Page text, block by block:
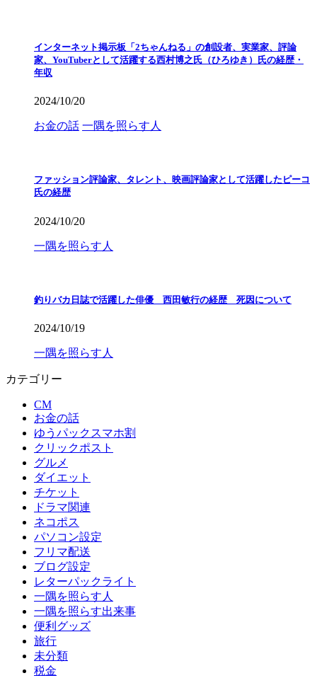
インターネット掲示板「2ちゃんねる」の創設者、実業家、評論
家、YouTuberとして活躍する西村博之氏（ひろゆき）氏の経歴・
年収
2024/10/20
お金の話 一隅を照らす人
ファッション評論家、タレント、映画評論家として活躍したピーコ
氏の経歴
2024/10/20
一隅を照らす人
釣りバカ日誌で活躍した俳優 西田敏行の経歴 死因について
2024/10/19
一隅を照らす人
カテゴリー
CM
お金の話
ゆうパックスマホ割
クリックポスト
グルメ
ダイエット
チケット
ドラマ関連
ネコポス
パソコン設定
フリマ配送
ブログ設定
レターパックライト
一隅を照らす人
一隅を照らす出来事
便利グッズ
旅行
未分類
税金